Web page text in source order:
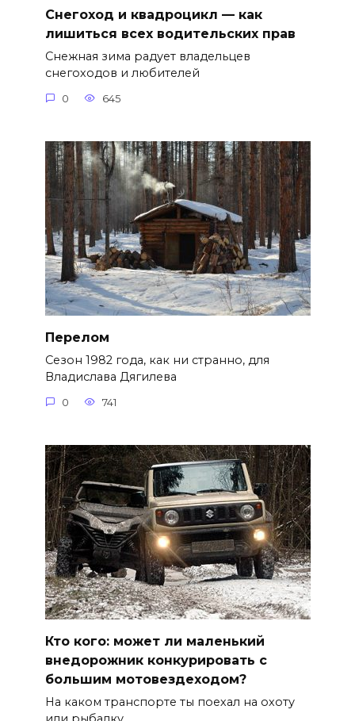
Снегоход и квадроцикл — как
лишиться всех водительских прав
Снежная зима радует владельцев
снегоходов и любителей
0 645
Перелом
Сезон 1982 года, как ни странно, для
Владислава Дягилева
0 741
Кто кого: может ли маленький
внедорожник конкурировать с
большим мотовездеходом?
На каком транспорте ты поехал на охоту